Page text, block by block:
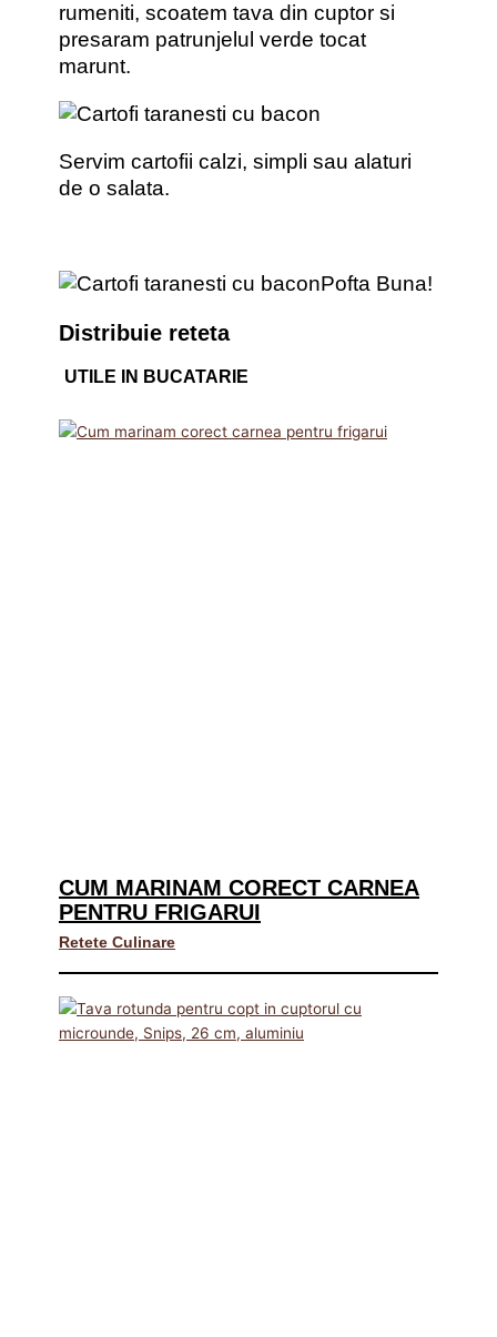
rumeniti, scoatem tava din cuptor si
presaram patrunjelul verde tocat
marunt.
Servim cartofii calzi, simpli sau alaturi
de o salata.
Pofta Buna!
Distribuie reteta
UTILE IN BUCATARIE
CUM MARINAM CORECT CARNEA
PENTRU FRIGARUI
Retete Culinare